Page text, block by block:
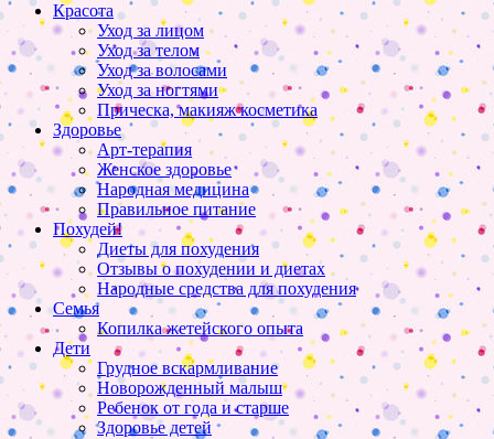
Красота
Уход за лицом
Уход за телом
Уход за волосами
Уход за ногтями
Прическа, макияж косметика
Здоровье
Арт-терапия
Женское здоровье
Народная медицина
Правильное питание
Похудей!
Диеты для похудения
Отзывы о похудении и диетах
Народные средства для похудения
Семья
Копилка жетейского опыта
Дети
Грудное вскармливание
Новорожденный малыш
Ребенок от года и старше
Здоровье детей